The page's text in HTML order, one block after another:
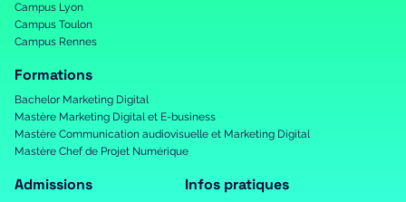
Campus Lyon
Campus Toulon
Campus Rennes
Formations
Bachelor Marketing Digital
Mastère Marketing Digital et E-business
Mastère Communication audiovisuelle et Marketing Digital
Mastère Chef de Projet Numérique
Admissions Infos pratiques